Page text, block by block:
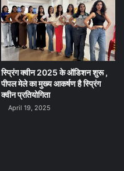
स्प्रिंग क्वीन 2025 के ऑडिशन शुरू ,
पीपल मेले का मुख्य आकर्षण है स्प्रिंग
क्वीन प्रतियोगिता
April 19, 2025